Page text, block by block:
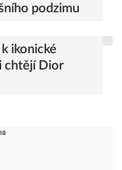
podzimu
ikonické
chtějí Dior